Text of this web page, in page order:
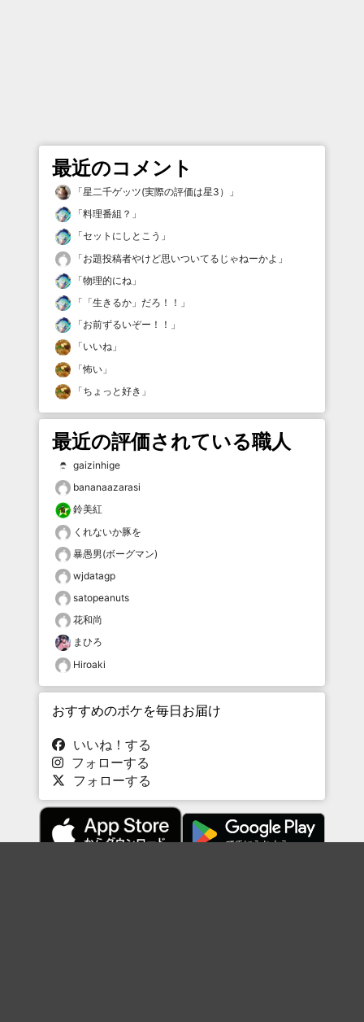
最近のコメント
「星二千ゲッツ(実際の評価は星3）
」
「料理番組？ 」
「セットにしとこう 」
「お題投稿者やけど思いついてるじゃねーかよ 」
「物理的にね 」
「 「生きるか」だろ！！ 」
「お前ずるいぞー！！ 」
「いいね 」
「怖い 」
「ちょっと好き 」
最近の評価されている職人
gaizinhige
bananaazarasi
鈴美紅
くれないか豚を
暴愚男(ボーグマン)
wjdatagp
satopeanuts
花和尚
まひろ
Hiroaki
おすすめのボケを毎日お届け
いいね！する
フォローする
フォローする